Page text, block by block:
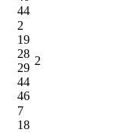
44
2
19
28
29
44
46
2
7
18